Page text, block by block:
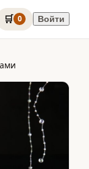
🛒 0 Войти